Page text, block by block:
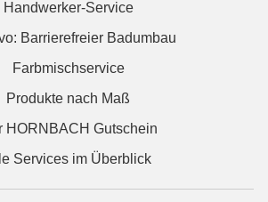
Handwerker-Service
Barrierefreier Badumbau
Farbmischservice
Produkte nach Maß
HORNBACH Gutschein
Services im Überblick